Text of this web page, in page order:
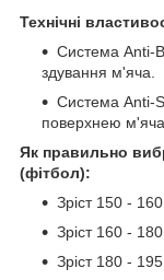
Технічні
Система Anti-
здування м'яча.
Система Anti-
поверхнею м'яча
Як правильно
(фітбол):
Зріст 150 -
Зріст 160 -
Зріст 180 -